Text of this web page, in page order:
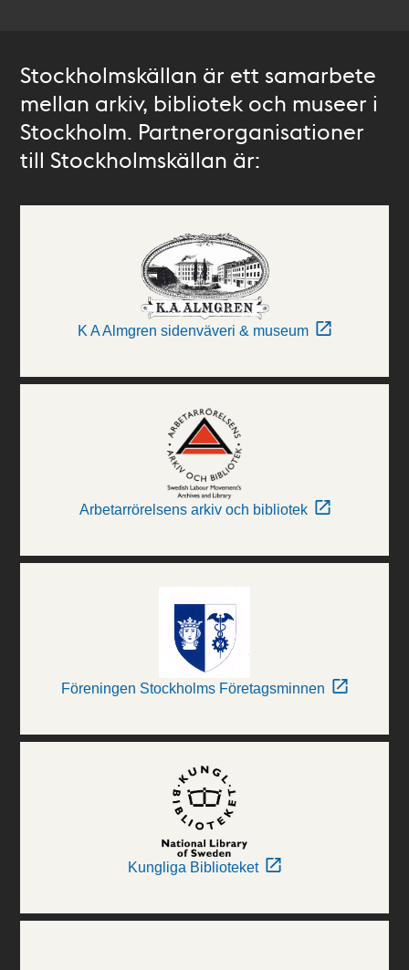
Stockholmskällan är ett samarbete
mellan arkiv, bibliotek och museer i
Stockholm. Partnerorganisationer
till Stockholmskällan är:
K A Almgren sidenväveri & museum
Arbetarrörelsens arkiv och bibliotek
Föreningen Stockholms Företagsminnen
Kungliga Biblioteket